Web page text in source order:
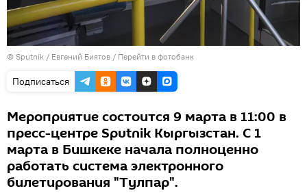
© Sputnik / Евгений Биятов / Перейти в фотобанк
Подписаться
Мероприятие состоится 9 марта в 11:00 в
пресс-центре Sputnik Кыргызстан. С 1
марта в Бишкеке начала полноценно
работать система электронного
билетирования "Тулпар".